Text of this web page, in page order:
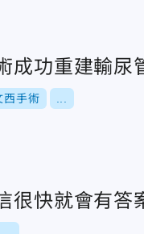
成功重建輸尿
西手術
很快就會有答